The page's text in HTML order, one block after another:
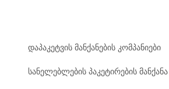
დაპაკეტვის მანქანების კომპანიები
სანელებლების პაკეტირების მანქანა